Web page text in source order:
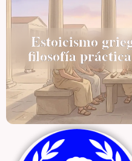
Estoicismo
filosofía